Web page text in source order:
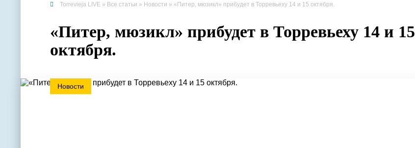
Torrevieja LIVE » Все статьи » Новости » «Питер, мюзикл» прибудет в Торревьеху 14 и 15 октября.
«Питер, мюзикл» прибудет в Торревьеху 14 и 15
октября.
Новости